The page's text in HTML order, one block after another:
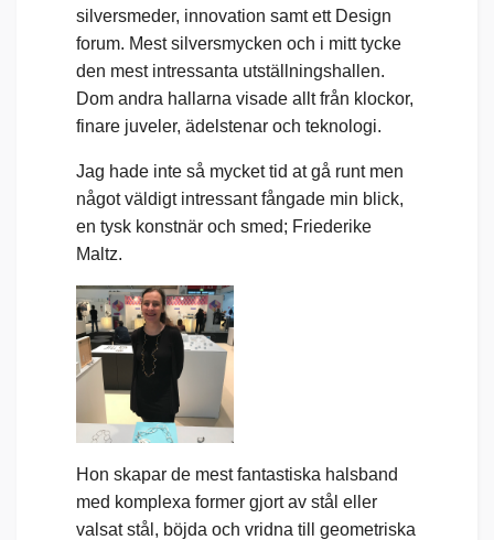
silversmeder, innovation samt ett Design
forum. Mest silversmycken och i mitt tycke
den mest intressanta utställningshallen.
Dom andra hallarna visade allt från klockor,
finare juveler, ädelstenar och teknologi.
Jag hade inte så mycket tid at gå runt men
något väldigt intressant fångade min blick,
en tysk konstnär och smed; Friederike
Maltz.
Hon skapar de mest fantastiska halsband
med komplexa former gjort av stål eller
valsat stål, böjda och vridna till geometriska